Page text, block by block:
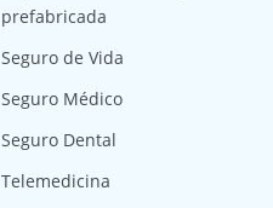
prefabricada
Seguro de Vida
Seguro Médico
Seguro Dental
Telemedicina